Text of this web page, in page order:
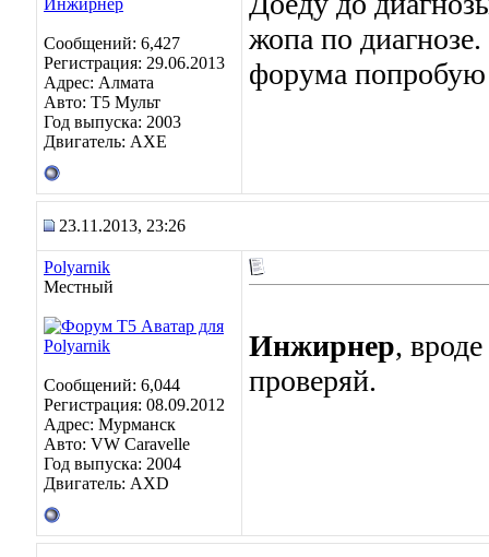
Сообщений: 6,427
Регистрация: 29.06.2013
Адрес: Алмата
Авто: Т5 Мульт
Год выпуска: 2003
Двигатель: АХЕ
жопа по
форума
23.11.2013, 23:26
Polyarnik
Местный
Сообщений: 6,044
Регистрация: 08.09.2012
Адрес: Мурманск
Авто: VW Caravelle
Год выпуска: 2004
Двигатель: AXD
Инжирнер,
проверяй.